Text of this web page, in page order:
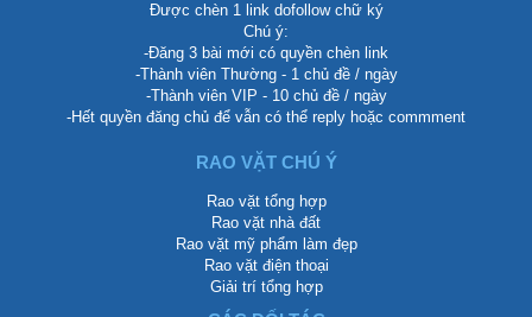
Được chèn 1 link dofollow chữ ký
Chú ý:
-Đăng 3 bài mới có quyền chèn link
-Thành viên Thường - 1 chủ đề / ngày
-Thành viên VIP - 10 chủ đề / ngày
-Hết quyền đăng chủ để vẫn có thể reply hoặc commment
RAO VẶT CHÚ Ý
Rao vặt tổng hợp
Rao vặt nhà đất
Rao vặt mỹ phẩm làm đẹp
Rao vặt điện thoại
Giải trí tổng hợp